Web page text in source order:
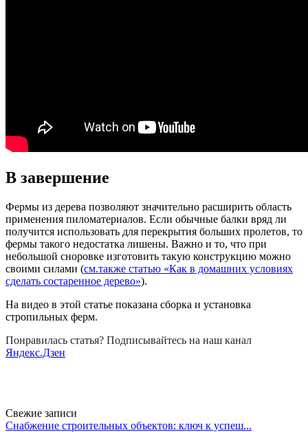
В завершение
Фермы из дерева позволяют значительно расширить область
применения пиломатериалов. Если обычные балки вряд ли
получится использовать для перекрытия больших пролетов, то
фермы такого недостатка лишены. Важно и то, что при
небольшой сноровке изготовить такую конструкцию можно
своими силами (см.также статью «Как в домашних условиях
сделать состаренное дерево»).
На видео в этой статье показана сборка и установка
стропильных ферм.
Понравилась статья? Подписывайтесь на наш канал
Яндекс.Дзен
Свежие записи
Снабжение строительных объектов: ключ к успеш...